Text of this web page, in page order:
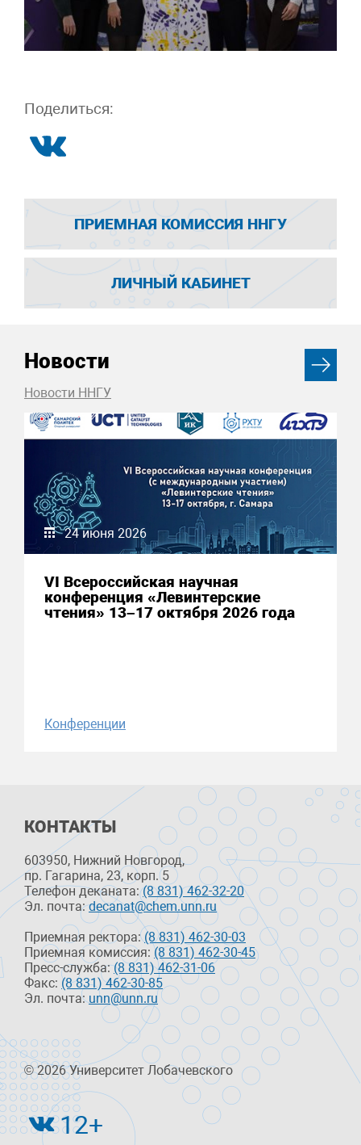
Поделиться:
ПРИЕМНАЯ КОМИССИЯ ННГУ
ЛИЧНЫЙ КАБИНЕТ
Новости
Новости ННГУ
24 июня 2026
VI Всероссийская научная
конференция «Левинтерские
чтения» 13–17 октября 2026 года
Конференции
КОНТАКТЫ
603950, Нижний Новгород,
пр. Гагарина, 23, корп. 5
Телефон деканата:(8 831) 462-32-20
Эл. почта:decanat@chem.unn.ru
Приемная ректора:(8 831) 462-30-03
Приемная комиссия: (8 831) 462-30-45
Пресс-служба:(8 831) 462-31-06
Факс: (8 831) 462-30-85
Эл. почта:unn@unn.ru
© 2026 Университет Лобачевского
12+